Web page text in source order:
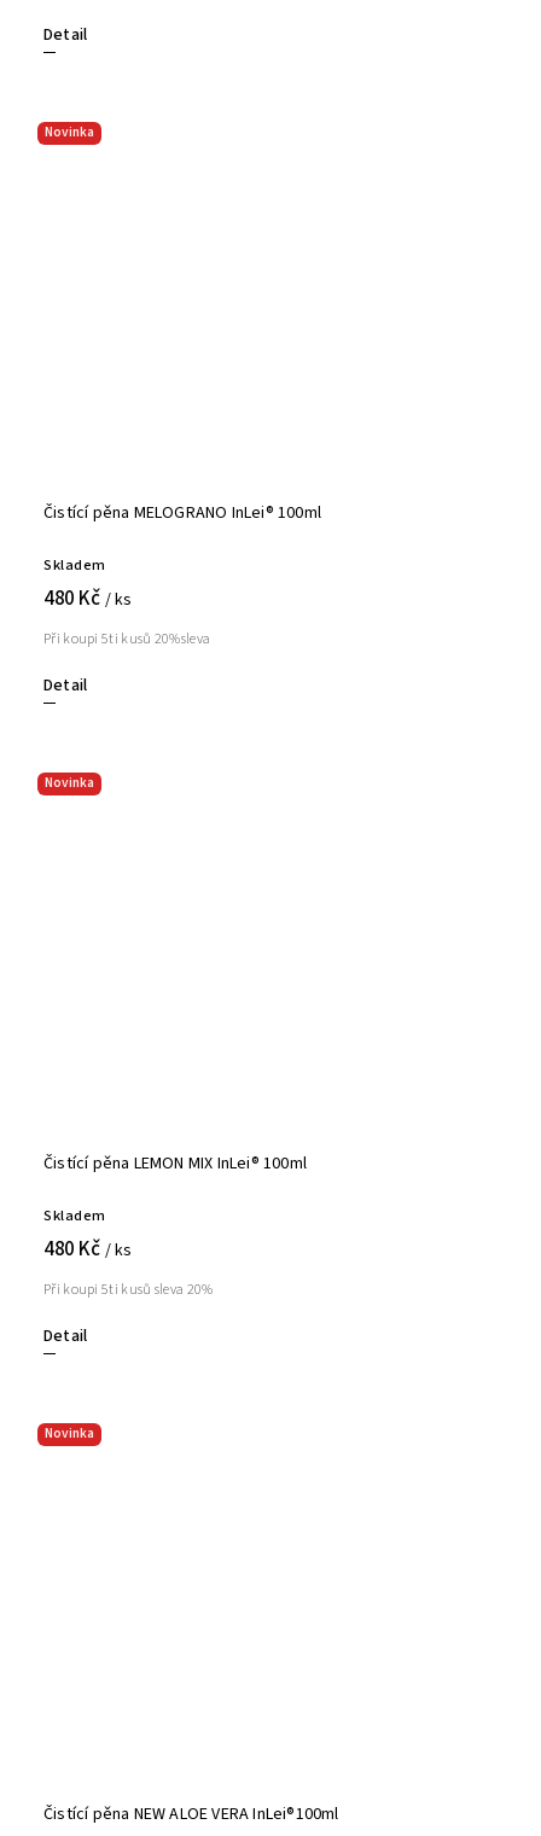
Detail
Novinka
Čistící pěna MELOGRANO InLei® 100ml
Skladem
480 Kč / ks
Detail
Při koupi 5ti kusů 20%sleva
Novinka
Čistící pěna LEMON MIX InLei® 100ml
Skladem
480 Kč / ks
Detail
Při koupi 5ti kusů sleva 20%
Novinka
Čistící pěna NEW ALOE VERA InLei®100ml